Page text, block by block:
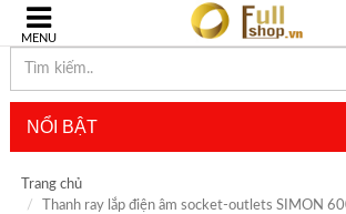
MENU
NỔI BẬT
Trang chủ
Thanh ray lắp điện âm socket-outlets SIMON